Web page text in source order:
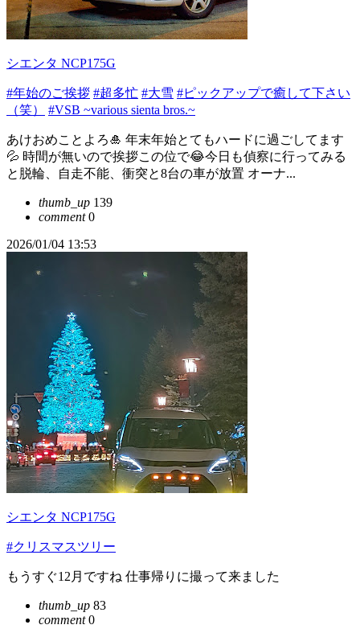
シエンタ NCP175G
#年始のご挨拶 #超多忙 #大雪 #ピックアップで癒して下さい
（笑）
#VSB ~various sienta bros.~
あけおめことよろ🎍 年末年始とてもハードに過ごしてます
💦 時間が無いので挨拶この位で😂今日も偵察に行ってみる
と脱輪、自走不能、衝突と8台の車が放置 オーナ...
thumb_up 139
comment0
2026/01/04 13:53
シエンタ NCP175G
#クリスマスツリー
もうすぐ12月ですね 仕事帰りに撮って来ました
thumb_up 83
comment0